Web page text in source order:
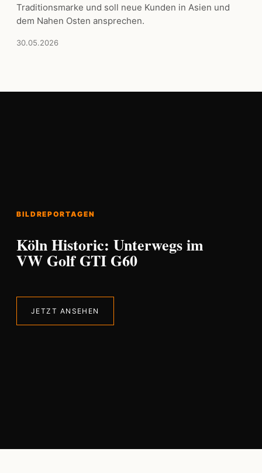
Traditionsmarke und soll neue Kunden in Asien und
dem Nahen Osten ansprechen.
30.05.2026
BILDREPORTAGEN
Köln Historic: Unterwegs im
VW Golf GTI G60
JETZT ANSEHEN